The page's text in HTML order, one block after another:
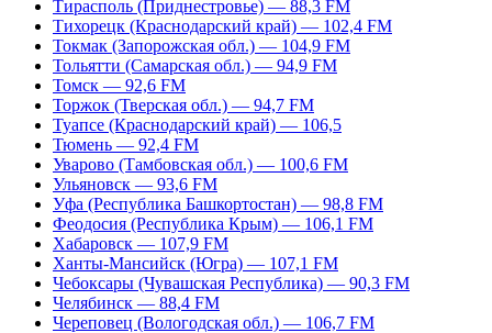
Тирасполь (Приднестровье) — 88,3 FM
Тихорецк (Краснодарский край) — 102,4 FM
Токмак (Запорожская обл.) — 104,9 FM
Тольятти (Самарская обл.) — 94,9 FM
Томск — 92,6 FM
Торжок (Тверская обл.) — 94,7 FM
Туапсе (Краснодарский край) — 106,5
Тюмень — 92,4 FM
Уварово (Тамбовская обл.) — 100,6 FM
Ульяновск — 93,6 FM
Уфа (Республика Башкортостан) — 98,8 FM
Феодосия (Республика Крым) — 106,1 FM
Хабаровск — 107,9 FM
Ханты-Мансийск (Югра) — 107,1 FM
Чебоксары (Чувашская Республика) — 90,3 FM
Челябинск — 88,4 FM
Череповец (Вологодская обл.) — 106,7 FM